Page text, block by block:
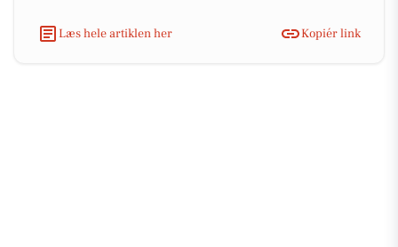
Læs hele artiklen her Kopiér link